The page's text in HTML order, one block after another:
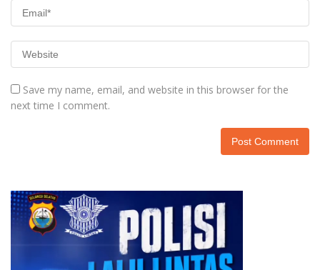
Save my name, email, and website in this browser for the
next time I comment.